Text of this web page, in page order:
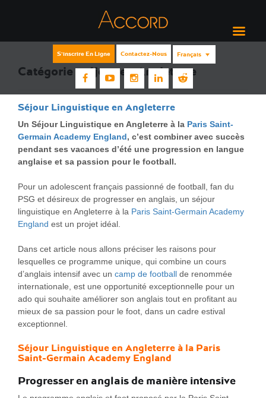
S'inscrire En Ligne Contactez-Nous Français
Catégorie :séjour en Angleterre
Séjour Linguistique en Angleterre
Un Séjour Linguistique en Angleterre à la Paris Saint-
Germain Academy England, c’est combiner avec succès
pendant ses vacances d’été une progression en langue
anglaise et sa passion pour le football.
Pour un adolescent français passionné de football, fan du
PSG et désireux de progresser en anglais, un séjour
linguistique en Angleterre à la Paris Saint-Germain Academy
England est un projet idéal.
Dans cet article nous allons préciser les raisons pour
lesquelles ce programme unique, qui combine un cours
d’anglais intensif avec un camp de football de renommée
internationale, est une opportunité exceptionnelle pour un
ado qui souhaite améliorer son anglais tout en profitant au
mieux de sa passion pour le foot, dans un cadre estival
exceptionnel.
Séjour Linguistique en Angleterre à la Paris
Saint-Germain Academy England
Progresser en anglais de manière intensive